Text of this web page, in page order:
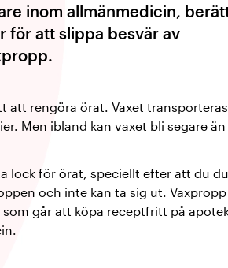
inom allmänmedicin,
för att slippa besvär av
rengöra örat. Vaxet
Men ibland kan vaxet bli segare
lock för örat, speciellt efter att du
och inte kan ta sig ut.
går att köpa receptfritt på